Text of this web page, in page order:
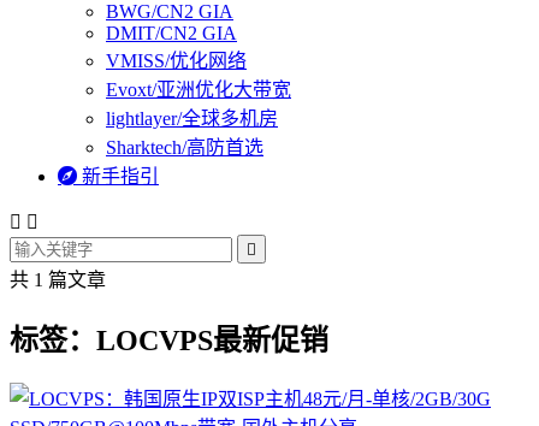
BWG/CN2 GIA
DMIT/CN2 GIA
VMISS/优化网络
Evoxt/亚洲优化大带宽
lightlayer/全球多机房
Sharktech/高防首选
 新手指引
 

共 1 篇文章
标签：LOCVPS最新促销